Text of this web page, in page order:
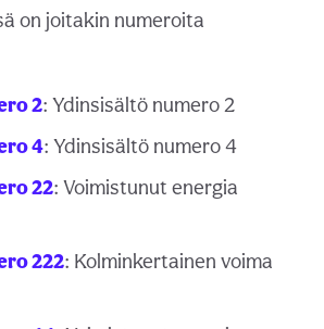
on joitakin numeroita
2: Ydinsisältö numero 2
4: Ydinsisältö numero 4
22: Voimistunut energia
222: Kolminkertainen voima